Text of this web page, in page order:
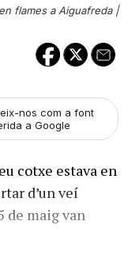
flames a Aiguafreda |
nos com a font
a Google
cotxe estava en
d’un veí
de maig van